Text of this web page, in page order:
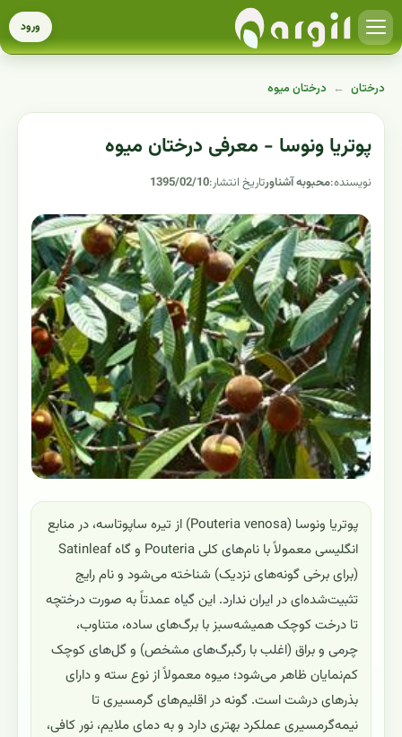
ورود
درختان ← درختان میوه
پوتریا ونوسا - معرفی درختان میوه
نویسنده:محبوبه آشناورتاریخ انتشار:1395/02/10
پوتریا ونوسا (Pouteria venosa) از تیره ساپوتاسه، در منابع
انگلیسی معمولاً با نام‌های کلی Pouteria و گاه Satinleaf
(برای برخی گونه‌های نزدیک) شناخته می‌شود و نام رایج
تثبیت‌شده‌ای در ایران ندارد. این گیاه عمدتاً به صورت درختچه
تا درخت کوچک همیشه‌سبز با برگ‌های ساده، متناوب،
چرمی و براق (اغلب با رگبرگ‌های مشخص) و گل‌های کوچک
کم‌نمایان ظاهر می‌شود؛ میوه معمولاً از نوع سته و دارای
بذرهای درشت است. گونه در اقلیم‌های گرمسیری تا
نیمه‌گرمسیری عملکرد بهتری دارد و به دمای ملایم، نور کافی،